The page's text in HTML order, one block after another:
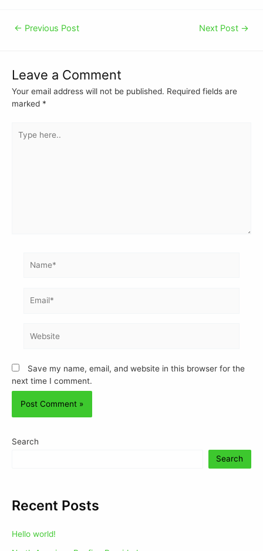
← Previous Post Next Post →
Leave a Comment
Your email address will not be published. Required fields are
marked *
Save my name, email, and website in this browser for the
next time I comment.
Search
Search
Recent Posts
Hello world!